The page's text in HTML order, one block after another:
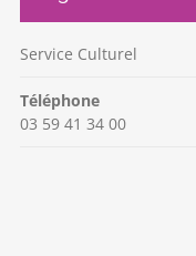
Service Culturel
Téléphone
03 59 41 34 00